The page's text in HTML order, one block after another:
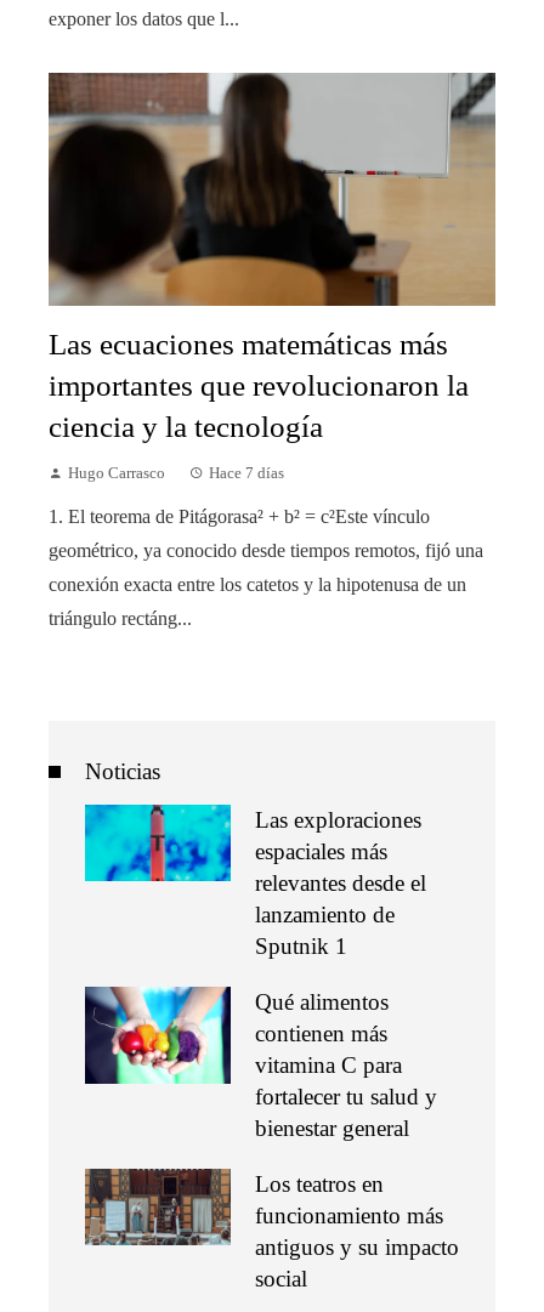
exponer los datos que l...
Las ecuaciones matemáticas más
importantes que revolucionaron la
ciencia y la tecnología
Hugo Carrasco Hace 7 días
1. El teorema de Pitágorasa² + b² = c²Este vínculo
geométrico, ya conocido desde tiempos remotos, fijó una
conexión exacta entre los catetos y la hipotenusa de un
triángulo rectáng...
Noticias
Las exploraciones
espaciales más
relevantes desde el
lanzamiento de
Sputnik 1
Qué alimentos
contienen más
vitamina C para
fortalecer tu salud y
bienestar general
Los teatros en
funcionamiento más
antiguos y su impacto
social